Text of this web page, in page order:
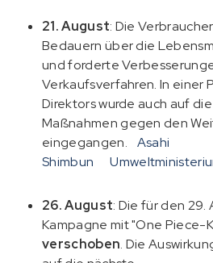
21. August: Die
Bedauern über die
und forderte
Verkaufsverfahren. In einer
Direktors wurde auch auf
Maßnahmen gegen den
eingegangen.
Asahi
Shimbun
26. August: Die für den
Kampagne mit "One Piece-
verschoben. Die